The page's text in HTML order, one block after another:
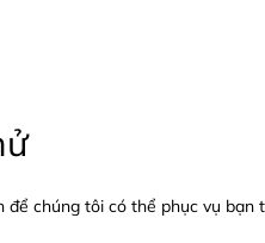
để chúng tôi có thể phục vụ bạn